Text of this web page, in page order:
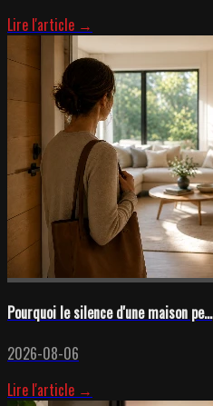
Lire l'article →
Pourquoi le silence d'une maison pe...
2026-08-06
Lire l'article →